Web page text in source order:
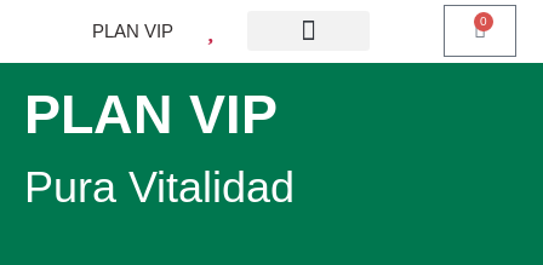
PLAN VIP 0
PLAN VIP
Pura Vitalidad